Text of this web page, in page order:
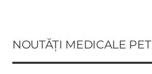
NOUTĂȚI MEDICALE PET